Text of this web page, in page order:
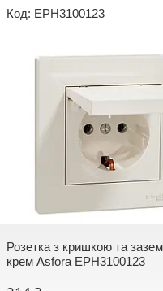
EPH3100123
Розетка з кришкою та
крем Asfora EPH3100123